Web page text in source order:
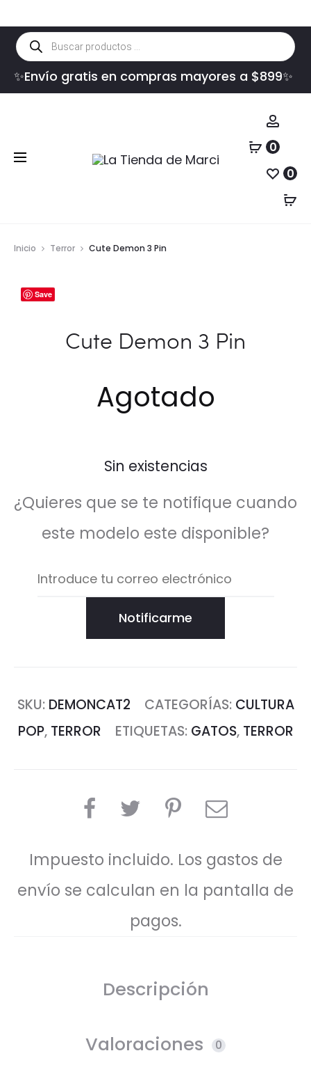
Búsqueda
de
productos
✨Envío gratis en compras mayores a $899✨
0
0
Inicio Terror Cute Demon 3 Pin
Save
Cute Demon 3 Pin
Agotado
Sin existencias
¿Quieres que se te notifique cuando
este modelo este disponible?
Notificarme
SKU: DEMONCAT2 CATEGORÍAS: CULTURA
POP, TERROR ETIQUETAS: GATOS, TERROR
COMPARTIR
Impuesto incluido. Los gastos de
envío se calculan en la pantalla de
pagos.
Descripción
Valoraciones 0